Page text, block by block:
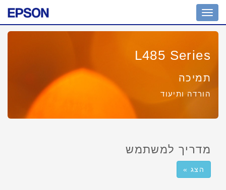
Toggle
navigation
L485 Series
תמיכה
הורדה ותיעוד
מדריך למשתמש
הצג »